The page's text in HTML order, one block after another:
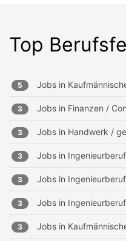
Top
5 Jobs in
3 Jobs in Finanzen /
3 Jobs in Handwerk /
3 Jobs in
3 Jobs in
3 Jobs in
3 Jobs in